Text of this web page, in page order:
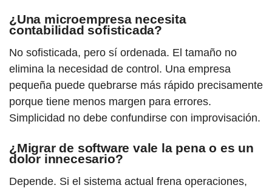
¿Una microempresa necesita
contabilidad sofisticada?
No sofisticada, pero sí ordenada. El tamaño no
elimina la necesidad de control. Una empresa
pequeña puede quebrarse más rápido precisamente
porque tiene menos margen para errores.
Simplicidad no debe confundirse con improvisación.
¿Migrar de software vale la pena o es un
dolor innecesario?
Depende. Si el sistema actual frena operaciones,